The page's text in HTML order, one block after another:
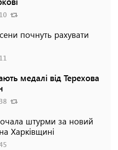
почнуть рахувати
медалі від Терехова
штурми за новий
Харківщині